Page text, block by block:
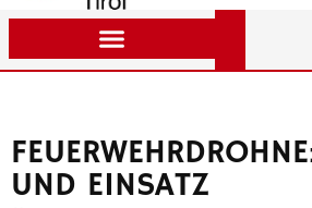
UND EINSATZ